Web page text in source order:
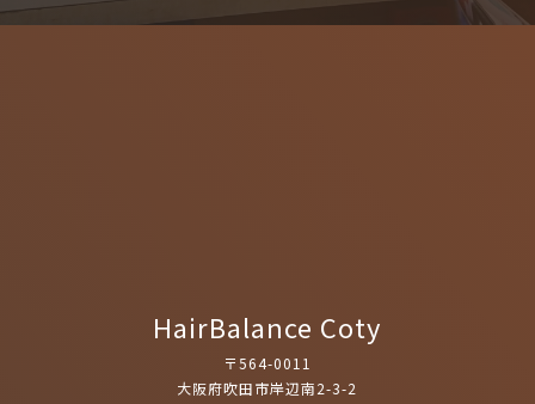
HairBalance Coty
〒564-0011
大阪府吹田市岸辺南2-3-2